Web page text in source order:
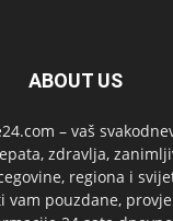
ABOUT US
– vaš
zdravlja,
regiona i
vam pouzdane,